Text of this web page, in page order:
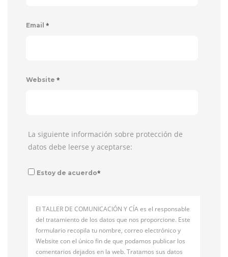
Email *
Website *
La siguiente información sobre protección de
datos debe leerse y aceptarse:
Estoy de acuerdo*
El TALLER DE COMUNICACIÓN Y CÍA es el responsable
del tratamiento de los datos que nos proporcione. Este
formulario recopila tu nombre, correo electrónico y
Website con el único fin de que podamos publicar los
comentarios dejados en la web. Tratamos sus datos